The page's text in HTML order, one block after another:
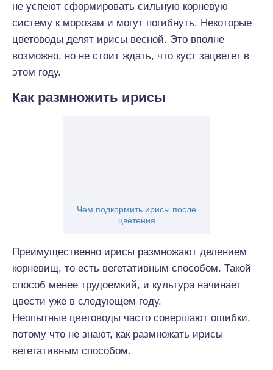
не успеют сформировать сильную корневую
систему к морозам и могут погибнуть. Некоторые
цветоводы делят ирисы весной. Это вполне
возможно, но не стоит ждать, что куст зацветет в
этом году.
Как размножить ирисы
Чем подкормить ирисы после
цветения
Преимущественно ирисы размножают делением
корневищ, то есть вегетативным способом. Такой
способ менее трудоемкий, и культура начинает
цвести уже в следующем году.
Неопытные цветоводы часто совершают ошибки,
потому что не знают, как размножать ирисы
вегетативным способом.